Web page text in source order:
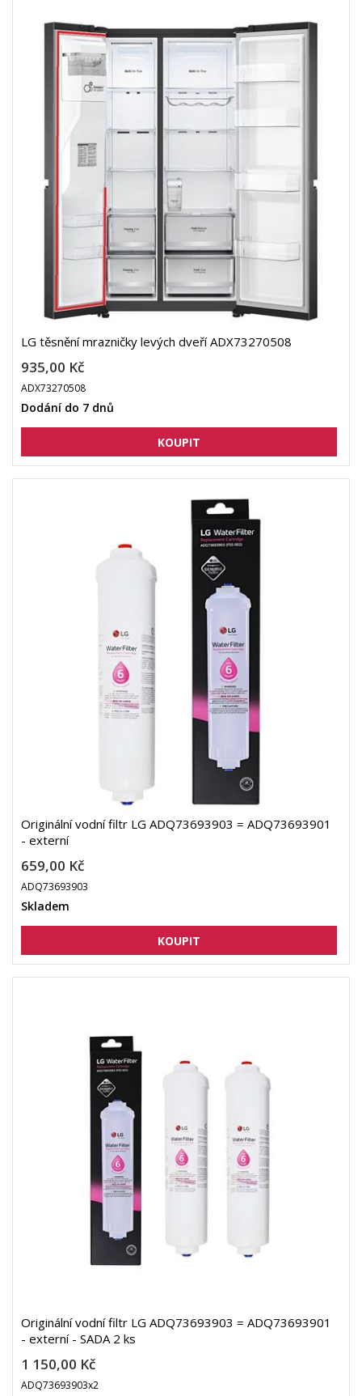
LG těsnění mrazničky levých dveří ADX73270508
935,00 Kč
ADX73270508
Dodání do 7 dnů
Originální vodní filtr LG ADQ73693903 = ADQ73693901
- externí
659,00 Kč
ADQ73693903
Skladem
Originální vodní filtr LG ADQ73693903 = ADQ73693901
- externí - SADA 2 ks
1 150,00 Kč
ADQ73693903x2